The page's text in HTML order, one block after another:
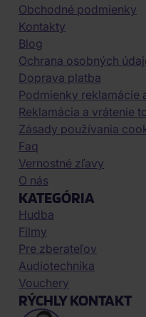
Obchodné podmienky
Kontakty
Blog
Ochrana osobných
Doprava platba
Podmienky reklamácie
Reklamácia a vrátenie
Zásady používania
Faq
Vernostné zľavy
O nás
KATEGÓRIA
Hudba
Filmy
Pre zberateľov
Audiotechnika
Vouchery
RÝCHLY KONTAKT